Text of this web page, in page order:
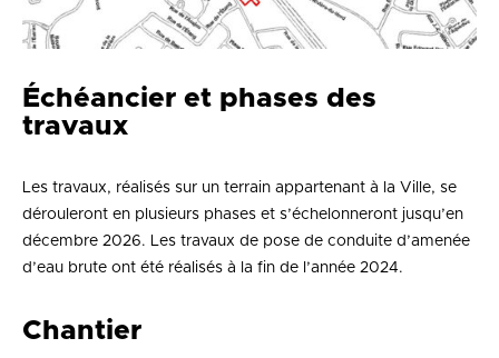
Échéancier et phases des
travaux
Les travaux, réalisés sur un terrain appartenant à la Ville, se
dérouleront en plusieurs phases et s’échelonneront jusqu’en
décembre 2026. Les travaux de pose de conduite d’amenée
d’eau brute ont été réalisés à la fin de l’année 2024.
Chantier